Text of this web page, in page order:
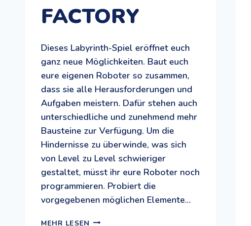
FACTORY
Dieses Labyrinth-Spiel eröffnet euch
ganz neue Möglichkeiten. Baut euch
eure eigenen Roboter so zusammen,
dass sie alle Herausforderungen und
Aufgaben meistern. Dafür stehen auch
unterschiedliche und zunehmend mehr
Bausteine zur Verfügung. Um die
Hindernisse zu überwinde, was sich
von Level zu Level schwieriger
gestaltet, müsst ihr eure Roboter noch
programmieren. Probiert die
vorgegebenen möglichen Elemente…
MEHR LESEN IROBOT